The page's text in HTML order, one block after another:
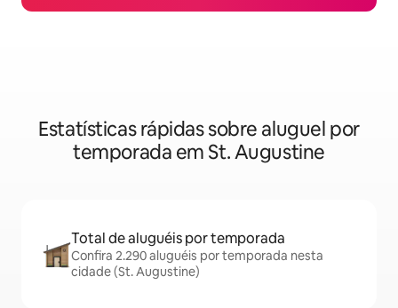
Estatísticas rápidas sobre aluguel por
temporada em St. Augustine
Total de aluguéis por temporada
Confira 2.290 aluguéis por temporada nesta
cidade (St. Augustine)